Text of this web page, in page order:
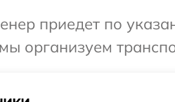
приедет по
организуем